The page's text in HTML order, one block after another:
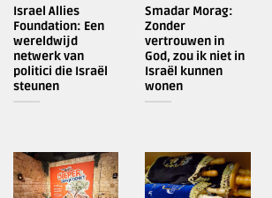
Israel Allies
Foundation: Een
wereldwijd
netwerk van
politici die Israël
steunen
Smadar Morag:
Zonder
vertrouwen in
God, zou ik niet in
Israël kunnen
wonen